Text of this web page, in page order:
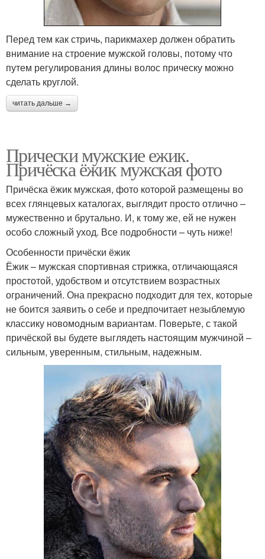
Перед тем как стричь, парикмахер должен обратить
внимание на строение мужской головы, потому что
путем регулирования длины волос прическу можно
сделать круглой.
читать дальше →
Прически мужские ежик.
Причёска ёжик мужская фото
Причёска ёжик мужская, фото которой размещены во
всех глянцевых каталогах, выглядит просто отлично –
мужественно и брутально. И, к тому же, ей не нужен
особо сложный уход. Все подробности – чуть ниже!
Особенности причёски ёжик
Ёжик – мужская спортивная стрижка, отличающаяся
простотой, удобством и отсутствием возрастных
ограничений. Она прекрасно подходит для тех, которые
не боится заявить о себе и предпочитает незыблемую
классику новомодным вариантам. Поверьте, с такой
причёской вы будете выглядеть настоящим мужчиной –
сильным, уверенным, стильным, надежным.